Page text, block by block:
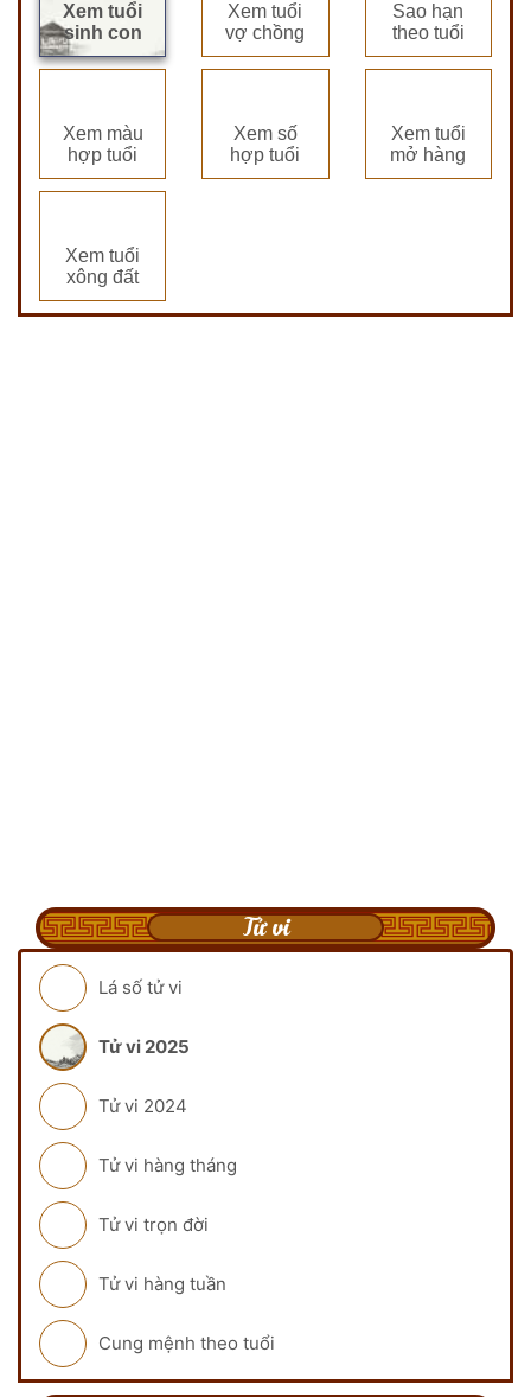
Xem tuổi
sinh con
Xem tuổi
vợ chồng
Sao hạn
theo tuổi
Xem màu
hợp tuổi
Xem số
hợp tuổi
Xem tuổi
mở hàng
Xem tuổi
xông đất
Tử vi
Lá số tử vi
Tử vi 2025
Tử vi 2024
Tử vi hàng tháng
Tử vi trọn đời
Tử vi hàng tuần
Cung mệnh theo tuổi